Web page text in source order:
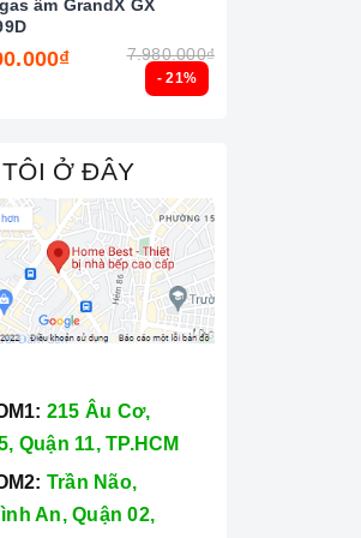
- 21%
âm GrandX GX
7.980.000₫
Ở ĐÂY
215 Âu Cơ,
Quận 11, TP.HCM
Trần Não,
An, Quận 02,